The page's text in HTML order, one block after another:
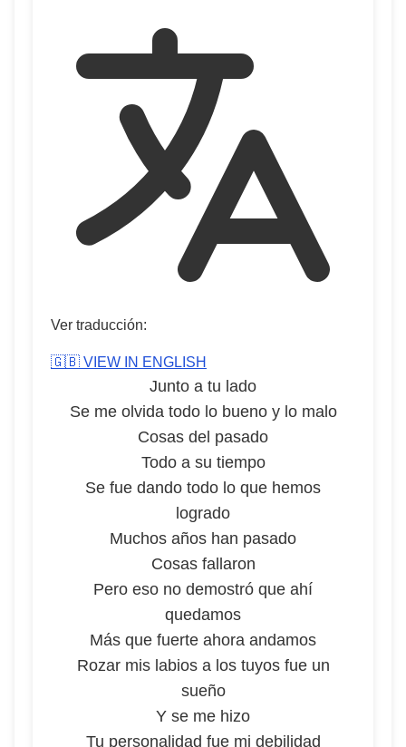
Ver traducción:
🇬🇧 VIEW IN ENGLISH
Junto a tu lado
Se me olvida todo lo bueno y lo malo
Cosas del pasado
Todo a su tiempo
Se fue dando todo lo que hemos
logrado
Muchos años han pasado
Cosas fallaron
Pero eso no demostró que ahí
quedamos
Más que fuerte ahora andamos
Rozar mis labios a los tuyos fue un
sueño
Y se me hizo
Tu personalidad fue mi debilidad